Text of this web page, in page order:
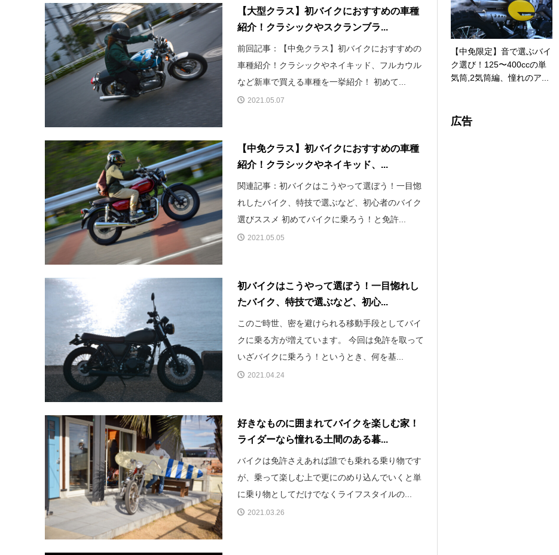
【大型クラス】初バイクにおすすめの車種
紹介！クラシックやスクランブラ...
前回記事：【中免クラス】初バイクにおすすめの
車種紹介！クラシックやネイキッド、フルカウル
など新車で買える車種を一挙紹介！ 初めて...
2021.05.07
【中免クラス】初バイクにおすすめの車種
紹介！クラシックやネイキッド、...
関連記事：初バイクはこうやって選ぼう！一目惚
れしたバイク、特技で選ぶなど、初心者のバイク
選びススメ 初めてバイクに乗ろう！と免許...
2021.05.05
初バイクはこうやって選ぼう！一目惚れし
たバイク、特技で選ぶなど、初心...
このご時世、密を避けられる移動手段としてバイ
クに乗る方が増えています。 今回は免許を取って
いざバイクに乗ろう！というとき、何を基...
2021.04.24
好きなものに囲まれてバイクを楽しむ家！
ライダーなら憧れる土間のある暮...
バイクは免許さえあれば誰でも乗れる乗り物です
が、乗って楽しむ上で更にのめり込んでいくと単
に乗り物としてだけでなくライフスタイルの...
2021.03.26
【中免限定】音で選ぶバイ
ク選び！125〜400ccの単
気筒,2気筒編、憧れのア...
広告